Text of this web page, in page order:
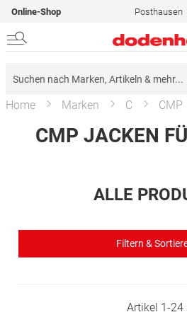
Online-Shop Posthausen
Home Marken C CMP
CMP JACKEN
ALLE
Filtern &
Artikel 1-24